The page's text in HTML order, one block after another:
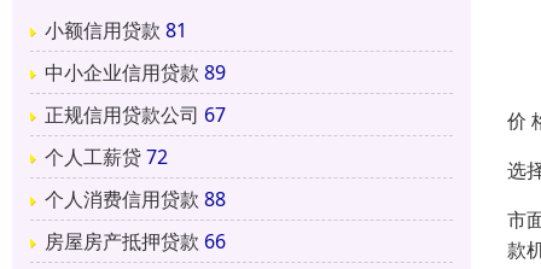
小额信用贷款 81
中小企业信用贷款 89
正规信用贷款公司 67
个人工薪贷72
个人消费信用贷款 88
房屋房产抵押贷款 66
价
选
市
款